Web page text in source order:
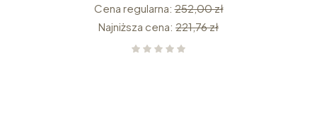
Cena regularna: 252,00 zł
Najniższa cena: 221,76 zł